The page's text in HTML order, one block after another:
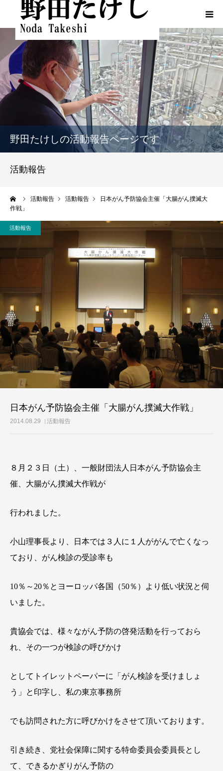
野田たけしの活動報告ページです
活動報告
活動報告 活動報告
日本がん予防協会主催「大腸がん撲滅大
作戦」
活動報告
日本がん予防協会主催「大腸がん撲滅大作戦」
2014.08.29 活動報告
８月２３日（土）、一般財団法人 日本がん予防協会主
催、大腸がん撲滅大作戦が
行われました。
小山理事長より、日本では３人に１人ががんで亡くなっ
ており、がん検診の受診率も
10％～ 20％とヨーロッパ各国（50％）より低い状況と伺
いました。
貴協会では、様々ながん予防の啓発活動を行っておら
れ、その一つが検診の呼びかけ
として トイレットペーパーに「がん検診を受けましょ
う」と印字し、私の東京事務所
でも訪問された方に呼びかけをさせて頂いております。
引き続き、党社会保障に関する特命委員会委員長とし
て、できるかぎりがん予防の
HOME
プロフィール
ふるさとでの実績
政策
ご意見・メール